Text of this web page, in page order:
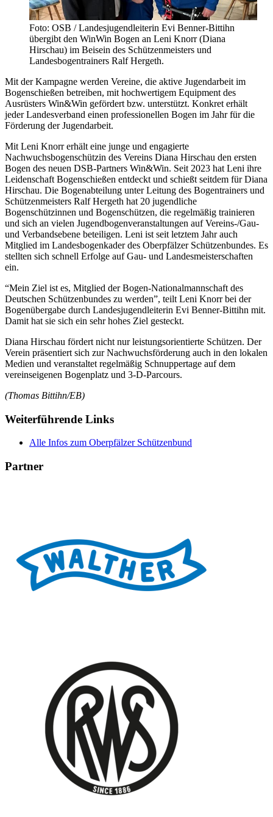
Foto: OSB / Landesjugendleiterin Evi Benner-Bittihn
übergibt den WinWin Bogen an Leni Knorr (Diana
Hirschau) im Beisein des Schützenmeisters und
Landesbogentrainers Ralf Hergeth.
Mit der Kampagne werden Vereine, die aktive Jugendarbeit im
Bogenschießen betreiben, mit hochwertigem Equipment des
Ausrüsters Win&Win gefördert bzw. unterstützt. Konkret erhält
jeder Landesverband einen professionellen Bogen im Jahr für die
Förderung der Jugendarbeit.
Mit Leni Knorr erhält eine junge und engagierte
Nachwuchsbogenschützin des Vereins Diana Hirschau den ersten
Bogen des neuen DSB-Partners Win&Win. Seit 2023 hat Leni ihre
Leidenschaft Bogenschießen entdeckt und schießt seitdem für Diana
Hirschau. Die Bogenabteilung unter Leitung des Bogentrainers und
Schützenmeisters Ralf Hergeth hat 20 jugendliche
Bogenschützinnen und Bogenschützen, die regelmäßig trainieren
und sich an vielen Jugendbogenveranstaltungen auf Vereins-/Gau-
und Verbandsebene beteiligen. Leni ist seit letztem Jahr auch
Mitglied im Landesbogenkader des Oberpfälzer Schützenbundes. Es
stellten sich schnell Erfolge auf Gau- und Landesmeisterschaften
ein.
“Mein Ziel ist es, Mitglied der Bogen-Nationalmannschaft des
Deutschen Schützenbundes zu werden”, teilt Leni Knorr bei der
Bogenübergabe durch Landesjugendleiterin Evi Benner-Bittihn mit.
Damit hat sie sich ein sehr hohes Ziel gesteckt.
Diana Hirschau fördert nicht nur leistungsorientierte Schützen. Der
Verein präsentiert sich zur Nachwuchsförderung auch in den lokalen
Medien und veranstaltet regelmäßig Schnuppertage auf dem
vereinseigenen Bogenplatz und 3-D-Parcours.
(Thomas Bittihn/EB)
Weiterführende Links
Alle Infos zum Oberpfälzer Schützenbund
Partner